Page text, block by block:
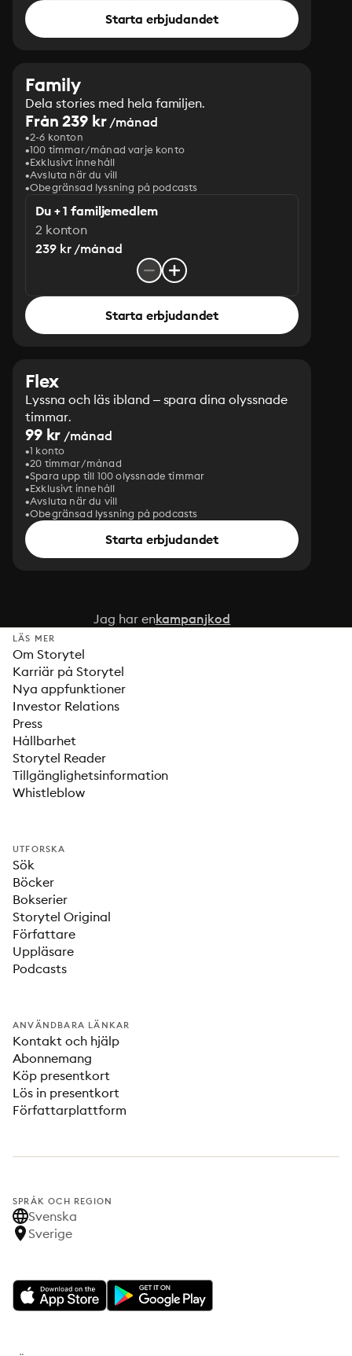
Starta erbjudandet
Family
Dela stories med hela familjen.
Från 239 kr/månad
2-6 konton
100 timmar/månad varje konto
Exklusivt innehåll
Avsluta när du vill
Obegränsad lyssning på podcasts
Du + 1 familjemedlem
2 konton
239 kr /månad
Starta erbjudandet
Flex
Lyssna och läs ibland – spara dina olyssnade
timmar.
99 kr /månad
1 konto
20 timmar/månad
Spara upp till 100 olyssnade timmar
Exklusivt innehåll
Avsluta när du vill
Obegränsad lyssning på podcasts
Starta erbjudandet
Jag har enkampanjkod
LÄS MER
Om Storytel
Karriär på Storytel
Nya appfunktioner
Investor Relations
Press
Hållbarhet
Storytel Reader
Tillgänglighetsinformation
Whistleblow
UTFORSKA
Sök
Böcker
Bokserier
Storytel Original
Författare
Uppläsare
Podcasts
ANVÄNDBARA LÄNKAR
Kontakt och hjälp
Abonnemang
Köp presentkort
Lös in presentkort
Författarplattform
SPRÅK OCH REGION
Svenska
Sverige